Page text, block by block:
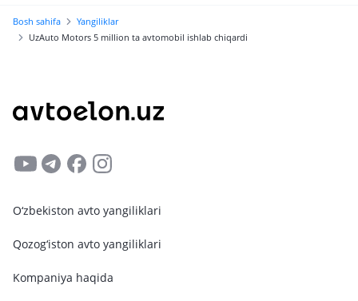
Bosh sahifa
Yangiliklar
UzAuto Motors 5 million ta avtomobil ishlab chiqardi
O‘zbekiston avto yangiliklari
Qozog‘iston avto yangiliklari
Kompaniya haqida